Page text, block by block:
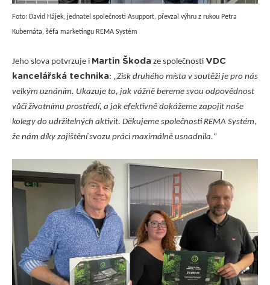
Foto: David Hájek, jednatel společnosti Asupport, převzal výhru z rukou Petra
Kubernáta, šéfa marketingu REMA Systém
Jeho slova potvrzuje i Martin Škodaze společnosti VDC
kancelářská technika: „Zisk druhého místa v soutěži je pro nás
velkým uznáním. Ukazuje to, jak vážně bereme svou odpovědnost
vůči životnímu prostředí, a jak efektivně dokážeme zapojit naše
kolegy do udržitelných aktivit. Děkujeme společnosti REMA Systém,
že nám díky zajištění svozu práci maximálně usnadnila.“